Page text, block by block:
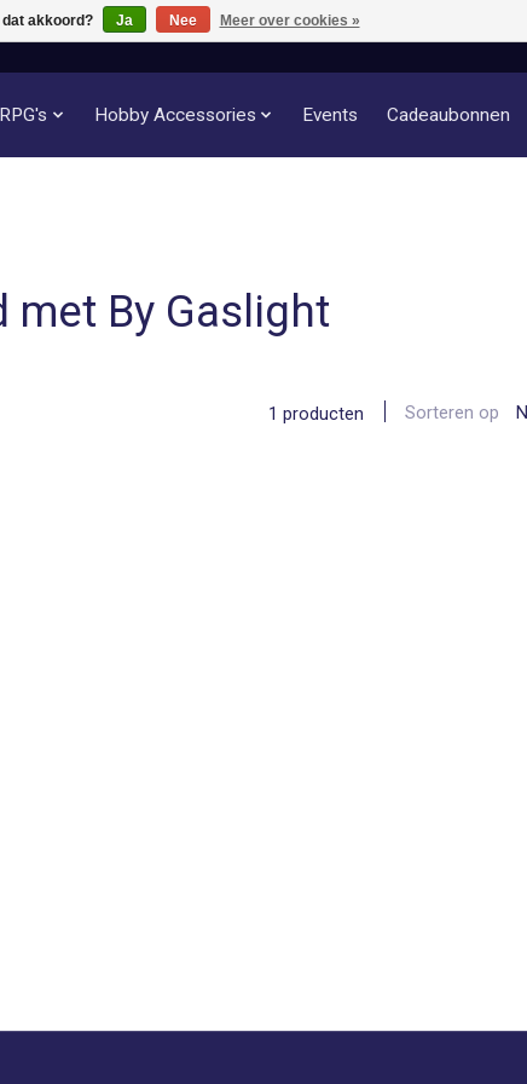
RPG's Hobby Accessories Events Cadeaubonnen
met By Gaslight
1 producten Sorteren op
akkoord? Ja Nee Meer over cookies »